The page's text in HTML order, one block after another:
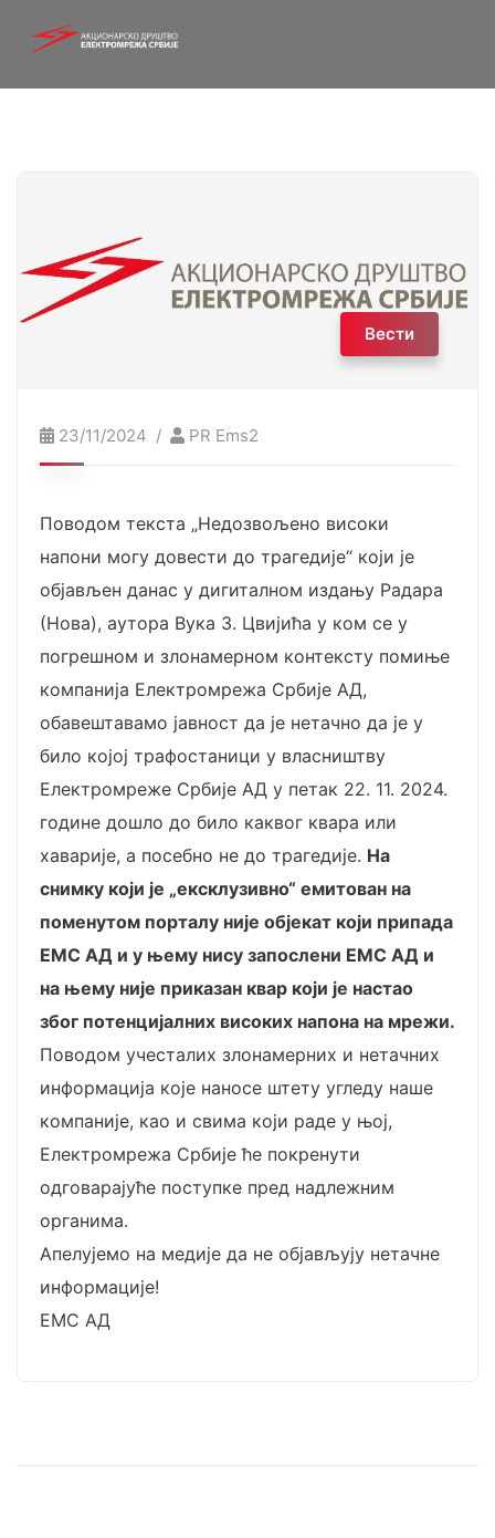
Вести
23/11/2024 PR Ems2
Поводом текста „Недозвољено високи
напони могу довести до трагедије“ који је
објављен данас у дигиталном издању Радара
(Нова), аутора Вука З. Цвијића у ком се у
погрешном и злонамерном контексту помиње
компанија Електромрежа Србије АД,
обавештавамо јавност да је нетачно да је у
било којој трафостаници у власништву
Електромреже Србије АД у петак 22. 11. 2024.
године дошло до било каквог квара или
хаварије, а посебно не до трагедије. На
снимку који је „ексклузивно“ емитован на
поменутом порталу није објекат који припада
ЕМС АД и у њему нису запослени ЕМС АД и
на њему није приказан квар који је настао
због потенцијалних високих напона на мрежи.
Поводом учесталих злонамерних и нетачних
информација које наносе штету угледу наше
компаније, као и свима који раде у њој,
Електромрежа Србије ће покренути
одговарајуће поступке пред надлежним
органима.
Апелујемо на медије да не објављују нетачне
информације!
ЕМС АД